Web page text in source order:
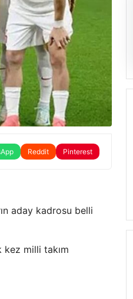
Reddit Pinterest
aday kadrosu belli
milli takım